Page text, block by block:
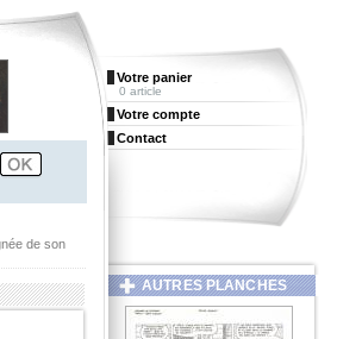
de son
Votre panier
0 article
Votre compte
Contact
AUTRES PLANCHES